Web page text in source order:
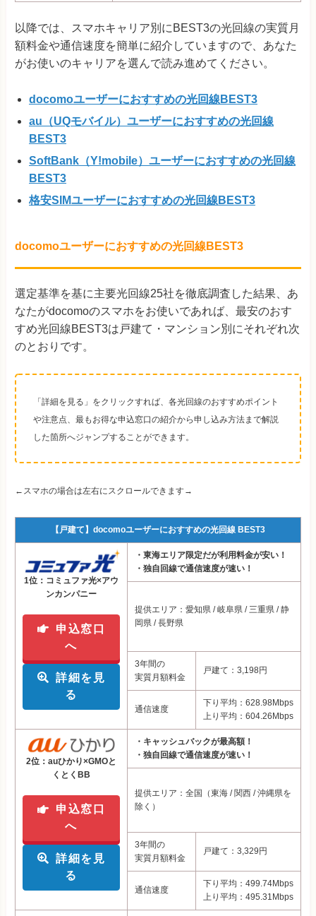
以降では、スマホキャリア別にBEST3の光回線の実質月
額料金や通信速度を簡単に紹介していますので、あなた
がお使いのキャリアを選んで読み進めてください。
docomoユーザーにおすすめの光回線BEST3
au（UQモバイル）ユーザーにおすすめの光回線
BEST3
SoftBank（Y!mobile）ユーザーにおすすめの光回線
BEST3
格安SIMユーザーにおすすめの光回線BEST3
docomoユーザーにおすすめの光回線BEST3
選定基準を基に主要光回線25社を徹底調査した結果、あ
なたがdocomoのスマホをお使いであれば、最安のおす
すめ光回線BEST3は戸建て・マンション別にそれぞれ次
のとおりです。
「詳細を見る」をクリックすれば、各光回線のおすすめポイント
や注意点、最もお得な申込窓口の紹介から申し込み方法まで解説
した箇所へジャンプすることができます。
←スマホの場合は左右にスクロールできます→
【戸建て】docomoユーザーにおすすめの光回線 BEST3
1位：コミュファ光×アウ
ンカンパニー
申込窓口
へ
詳細を見
る
・東海エリア限定だが利用料金が安い！
・独自回線で通信速度が速い！
提供エリア：愛知県 / 岐阜県 / 三重県 / 静
岡県 / 長野県
3年間の
実質月額料金
戸建て：3,198円
通信速度
下り平均：628.98Mbps
上り平均：604.26Mbps
2位：auひかり×GMOと
くとくBB
申込窓口
へ
詳細を見
る
・キャッシュバックが最高額！
・独自回線で通信速度が速い！
提供エリア：全国（東海 / 関西 / 沖縄県を
除く）
3年間の
実質月額料金
戸建て：3,329円
通信速度
下り平均：499.74Mbps
上り平均：495.31Mbps